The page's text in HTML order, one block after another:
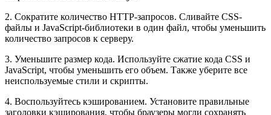
2. Сократите количество HTTP-запросов. Сливайте CSS-
файлы и JavaScript-библиотеки в один файл, чтобы уменьшить
количество запросов к серверу.
3. Уменьшите размер кода. Используйте сжатие кода CSS и
JavaScript, чтобы уменьшить его объем. Также уберите все
неиспользуемые стили и скрипты.
4. Воспользуйтесь кэшированием. Установите правильные
заголовки кэширования, чтобы браузеры могли сохранять